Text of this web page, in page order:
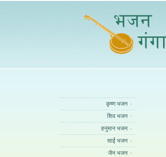
कृष्ण भजन
शिव भजन
हनुमान भजन
साईं भजन
जैन भजन